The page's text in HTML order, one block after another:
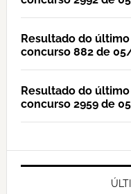
Resultado do
concurso 882 de
Resultado do
concurso 2959 de